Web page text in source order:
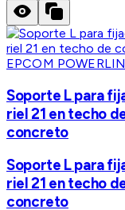
EPCOM
Soporte L para
riel 21 en techo
concreto
Soporte L para
riel 21 en techo
concreto